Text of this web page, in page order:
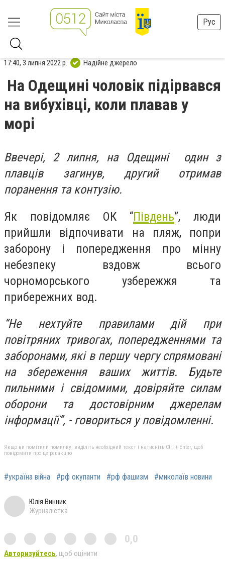
Рус
17:40, 3 липня 2022 р. Надійне джерело
На Одещині чоловік підірвався
на вибухівці, коли плавав у
морі
Ввечері, 2 липня, на Одещині один з
плавців загинув, другий отримав
поранення та контузію.
Як повідомляє ОК “Південь”, люди
прийшли відпочивати на пляж, попри
заборону і попередження про мінну
небезпеку вздовж всього
чорноморського узбережжя та
прибережних вод.
“Не нехтуйте правилами дій при
повітряних тривогах, попередженнями та
заборонами, які в першу чергу спрямовані
на збереження ваших життів. Будьте
пильними і свідомими, довіряйте силам
оборони та достовірним джерелам
інформації”, - говориться у повідомленні.
Якщо ви помітили помилку, виділіть необхідний текст і натисніть Ctrl + Enter, щоб
повідомити про це редакцію
#україна війна #рф окупанти #рф фашизм #миколаїв новини
Юлія Винник
Журналістка
0,0
Авторизуйтесь, щоб оцінити